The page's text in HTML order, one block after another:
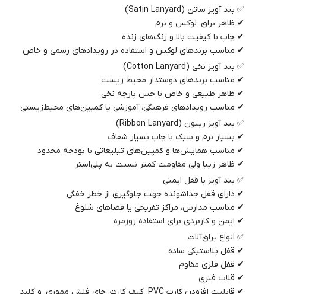
✅ بند آویز ساتن (Satin Lanyard)
✔ ظاهر براق، لوکس و نرم
✔ چاپ با کیفیت بالا و رنگ‌های زنده
✔ مناسب برندهای لوکس و استفاده در رویدادهای رسمی و خاص
✅ بند آویز نخی (Cotton Lanyard)
✔ مناسب برندهای دوستدار محیط زیست
✔ ظاهر طبیعی و خاص با حس پارچه نخی
✔ مناسب رویدادهای فرهنگی، آموزشی یا کمپین‌های محیط‌زیستی
✅ بند آویز ریبون (Ribbon Lanyard)
✔ بسیار نرم و سبک با چاپ بسیار شفاف
✔ مناسب همایش‌ها و کمپین‌های تبلیغاتی با بودجه محدود
✔ ظاهر زیبا ولی مقاومت کمتر نسبت به پلی‌استر
✅ بند آویز با قفل ایمنی
✔ دارای قفل جداشونده جهت جلوگیری از خطر خفگی
✔ مناسب مدارس، مراکز تفریحی یا فضاهای شلوغ
✔ ایمن و کاربردی برای استفاده روزمره
✅ انواع یراق‌آلات
✔ قفل پلاستیکی ساده
✔ قفل فلزی مقاوم
✔ قلاب فنری